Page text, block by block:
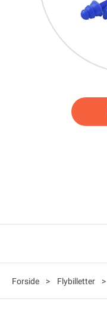
Forside > Flybilletter >